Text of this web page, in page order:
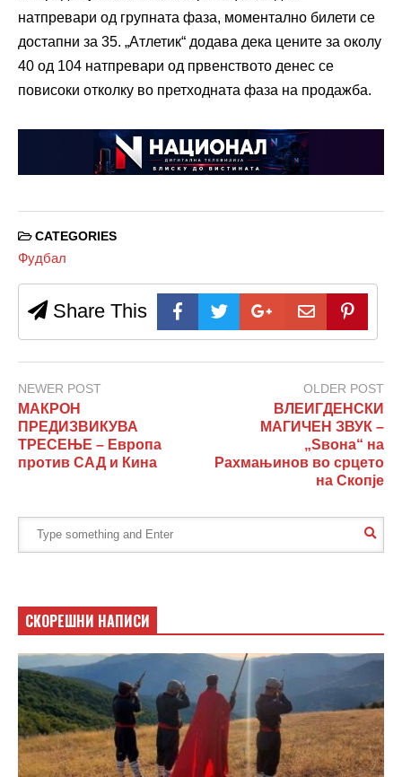
натпревари од групната фаза, моментално билети се
достапни за 35. „Атлетик“ додава дека цените за околу
40 од 104 натпревари од првенството денес се
повисоки отколку во претходната фаза на продажба.
CATEGORIES
Фудбал
Share This
NEWER POST
МАКРОН
ПРЕДИЗВИКУВА
ТРЕСЕЊЕ – Европа
против САД и Кина
OLDER POST
ВЛЕИГДЕНСКИ
МАГИЧЕН ЗВУК –
„Ѕвона“ на
Рахмањинов во срцето
на Скопје
СКОРЕШНИ НАПИСИ